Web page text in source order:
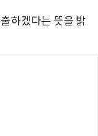
하겠다는 뜻을 밝